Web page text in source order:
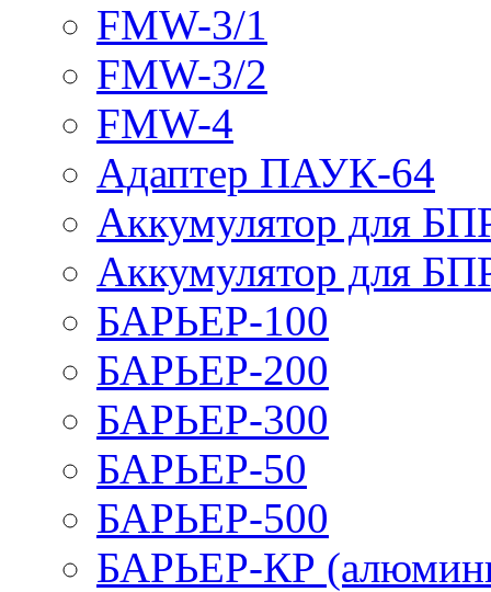
FMW-3/1
FMW-3/2
FMW-4
Адаптер ПАУК-64
Аккумулятор для
Аккумулятор для
БАРЬЕР-100
БАРЬЕР-200
БАРЬЕР-300
БАРЬЕР-50
БАРЬЕР-500
БАРЬЕР-КР